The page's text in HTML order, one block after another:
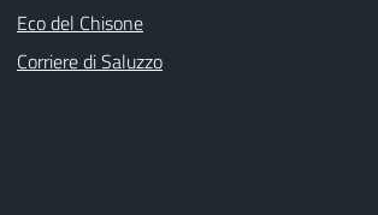
Eco del Chisone
Corriere di Saluzzo